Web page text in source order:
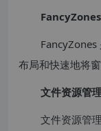
FancyZones
FancyZones
布局和快速地将
文件资源管
文件资源管